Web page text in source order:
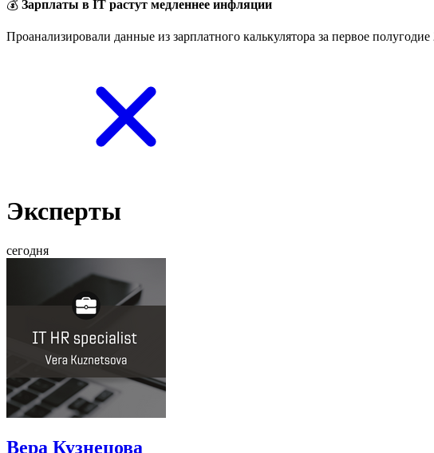
💰 Зарплаты в IT растут медленнее инфляции
Проанализировали данные из зарплатного калькулятора за первое
Эксперты
сегодня
Вера Кузнецова